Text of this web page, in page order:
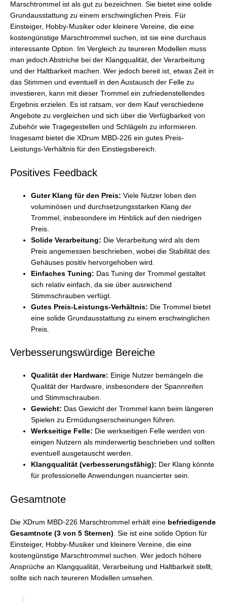
Marschtrommel ist als gut zu bezeichnen. Sie bietet eine solide
Grundausstattung zu einem erschwinglichen Preis. Für
Einsteiger, Hobby-Musiker oder kleinere Vereine, die eine
kostengünstige Marschtrommel suchen, ist sie eine durchaus
interessante Option. Im Vergleich zu teureren Modellen muss
man jedoch Abstriche bei der Klangqualität, der Verarbeitung
und der Haltbarkeit machen. Wer jedoch bereit ist, etwas Zeit in
das Stimmen und eventuell in den Austausch der Felle zu
investieren, kann mit dieser Trommel ein zufriedenstellendes
Ergebnis erzielen. Es ist ratsam, vor dem Kauf verschiedene
Angebote zu vergleichen und sich über die Verfügbarkeit von
Zubehör wie Tragegestellen und Schlägeln zu informieren.
Insgesamt bietet die XDrum MBD-226 ein gutes Preis-
Leistungs-Verhältnis für den Einstiegsbereich.
Positives Feedback
Guter Klang für den Preis: Viele Nutzer loben den
voluminösen und durchsetzungsstarken Klang der
Trommel, insbesondere im Hinblick auf den niedrigen
Preis.
Solide Verarbeitung: Die Verarbeitung wird als dem
Preis angemessen beschrieben, wobei die Stabilität des
Gehäuses positiv hervorgehoben wird.
Einfaches Tuning: Das Tuning der Trommel gestaltet
sich relativ einfach, da sie über ausreichend
Stimmschrauben verfügt.
Gutes Preis-Leistungs-Verhältnis: Die Trommel bietet
eine solide Grundausstattung zu einem erschwinglichen
Preis.
Verbesserungswürdige Bereiche
Qualität der Hardware: Einige Nutzer bemängeln die
Qualität der Hardware, insbesondere der Spannreifen
und Stimmschrauben.
Gewicht: Das Gewicht der Trommel kann beim längeren
Spielen zu Ermüdungserscheinungen führen.
Werkseitige Felle: Die werkseitigen Felle werden von
einigen Nutzern als minderwertig beschrieben und sollten
eventuell ausgetauscht werden.
Klangqualität (verbesserungsfähig): Der Klang könnte
für professionelle Anwendungen nuancierter sein.
Gesamtnote
Die XDrum MBD-226 Marschtrommel erhält eine befriedigende
Gesamtnote (3 von 5 Sternen). Sie ist eine solide Option für
Einsteiger, Hobby-Musiker und kleinere Vereine, die eine
kostengünstige Marschtrommel suchen. Wer jedoch höhere
Ansprüche an Klangqualität, Verarbeitung und Haltbarkeit stellt,
sollte sich nach teureren Modellen umsehen.